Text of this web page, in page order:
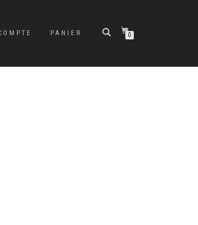
PANIER 0